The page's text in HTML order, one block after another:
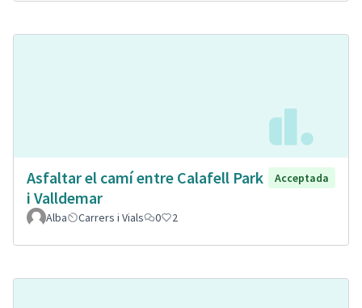
Asfaltar el camí entre Calafell Park
i Valldemar
Acceptada
Alba Carrers i Vials 0 2